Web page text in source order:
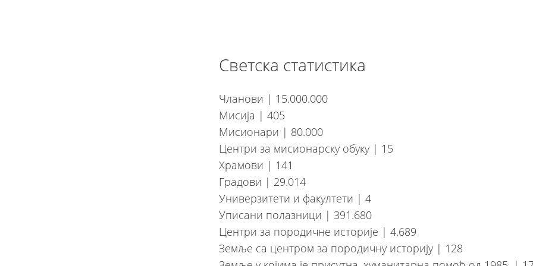
Светска статистика
Чланови | 15.000.000
Мисија | 405
Мисионари | 80.000
Центри за мисионарску обуку | 15
Храмови | 141
Градови | 29.014
Универзитети и факултети | 4
Уписани полазници | 391.680
Центри за породичне историје | 4.689
Земље са центром за породичну историју | 128